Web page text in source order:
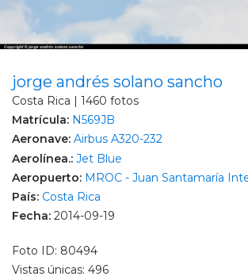
jorge andrés solano sancho
Costa Rica | 1460 fotos
Matrícula: N569JB
Aeronave: Airbus A320-232
Aerolínea.: Jet Blue
Aeropuerto: MROC - Juan Santamaría
País: Costa Rica
Fecha: 2014-09-19
Foto ID: 80494
Vistas únicas: 496